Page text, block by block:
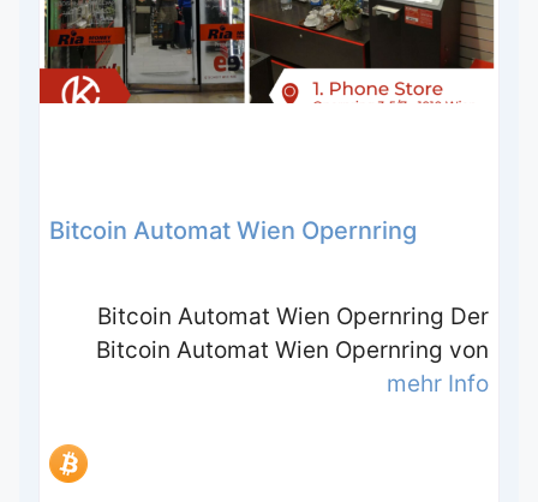
Bitcoin Automat Wien Opernring
Bitcoin Automat Wien Opernring Der
Bitcoin Automat Wien Opernring von
mehr Info